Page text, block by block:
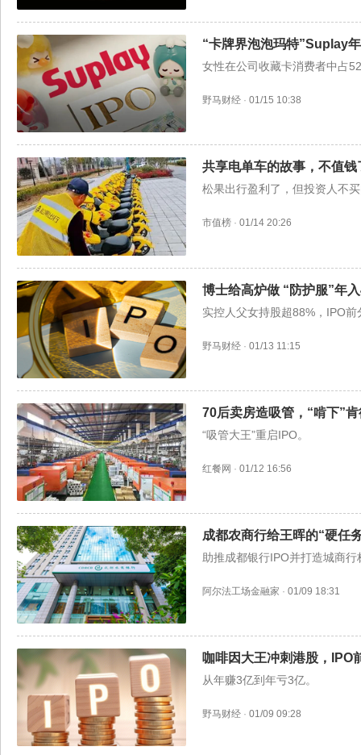
“卡牌界泡泡玛特”Suplay
女性在公司收藏卡消费者中占
野马财经 · 01/15 10:38
共享电单车的故事，不值钱
松果出行盈利了，但投资人不
市值榜 · 01/14 20:26
博士给高炉做 “防护服”年
实控人父女持股超88%，IPO前
野马财经 · 01/13 11:15
70后卖房造吸管，“啃下”
“吸管大王”重启IPO。
红餐网 · 01/12 16:56
成都农商行给王晖的“硬任
助推成都银行IPO并打造城商
阿尔法工场金融家 · 01/09 18:31
咖啡因大王冲刺港股，IPO
从年赚3亿到年亏3亿。
野马财经 · 01/09 09:28